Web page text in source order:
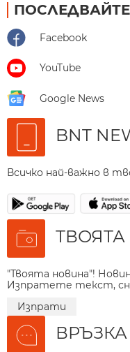
Facebook
YouTube
Google News
BNT
Всичко най-важно в
"Твоята новина"!
Изпратете текст,
Изпрати